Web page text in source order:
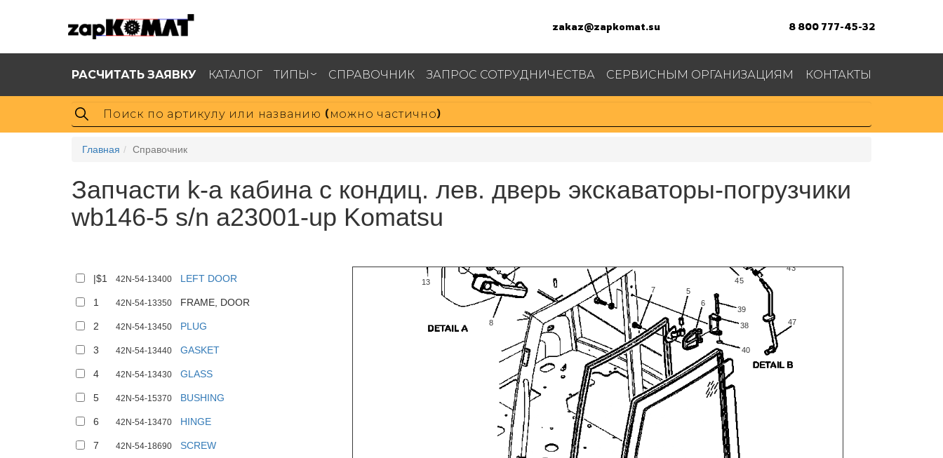
zakaz@zapkomat.su 8 800 777-45-32
РАСЧИТАТЬ ЗАЯВКУ КАТАЛОГ ТИПЫ СПРАВОЧНИК ЗАПРОС СОТРУДНИЧЕСТВА СЕРВИСНЫМ ОРГАНИЗАЦИЯМ КОНТАКТЫ
Главная Справочник
Запчасти k-a кабина с кондиц. лев. дверь экскаваторы-погрузчики
wb146-5 s/n a23001-up Komatsu
|$1 42N-54-13400 LEFT DOOR
1 42N-54-13350 FRAME, DOOR
2 42N-54-13450 PLUG
3 42N-54-13440 GASKET
4 42N-54-13430 GLASS
5 42N-54-15370 BUSHING
6 42N-54-13470 HINGE
7 42N-54-18690 SCREW
43
45
13
7 5
6
39
47
8 38
40